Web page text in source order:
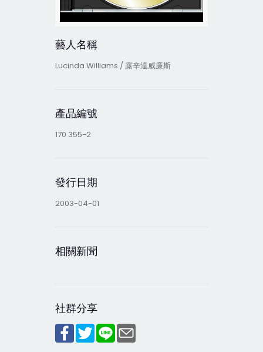
藝人名稱
Lucinda Williams / 露辛達威廉斯
產品編號
170 355-2
發行日期
2003-04-01
相關新聞
社群分享